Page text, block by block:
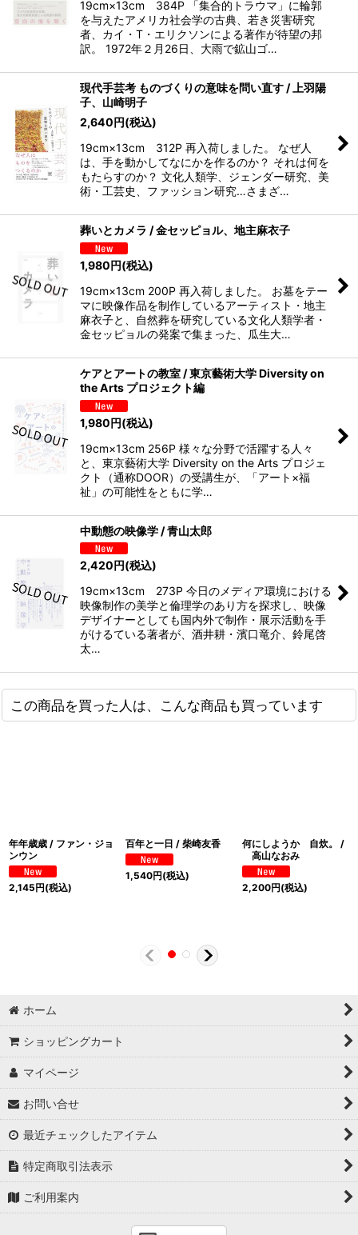
19cm×13cm 384P 「集合的トラウマ」に輪郭
を与えたアメリカ社会学の古典、若き災害研究
者、カイ・T・エリクソンによる著作が待望の邦
訳。 1972年２月26日、大雨で鉱山ゴ…
現代手芸考 ものづくりの意味を問い直す / 上羽陽
子、山崎明子
2,640円(税込)
19cm×13cm 312P 再入荷しました。 なぜ人
は、手を動かしてなにかを作るのか？ それは何を
もたらすのか？ 文化人類学、ジェンダー研究、美
術・工芸史、ファッション研究…さまざ…
葬いとカメラ / 金セッピョル、地主麻衣子
1,980円(税込)
19cm×13cm 200P 再入荷しました。 お墓をテー
マに映像作品を制作しているアーティスト・地主
麻衣子と、自然葬を研究している文化人類学者・
金セッピョルの発案で集まった、瓜生大…
ケアとアートの教室 / 東京藝術大学 Diversity on
the Arts プロジェクト編
1,980円(税込)
19cm×13cm 256P 様々な分野で活躍する人々
と、東京藝術大学 Diversity on the Arts プロジェ
クト（通称DOOR）の受講生が、「アート×福
祉」の可能性をともに学…
中動態の映像学 / 青山太郎
2,420円(税込)
19cm×13cm 273P 今日のメディア環境における
映像制作の美学と倫理学のあり方を探求し、映像
デザイナーとしても国内外で制作・展示活動を手
がけるている著者が、酒井耕・濱口竜介、鈴尾啓
太…
この商品を買った人は、こんな商品も買っています
年年歳歳 / ファン・ジョ
ンウン
2,145円(税込)
百年と一日 / 柴崎友香
1,540円(税込)
何にしようか 自炊。 /
高山なおみ
2,200円(税込)
ホーム
ショッピングカート
マイページ
お問い合せ
最近チェックしたアイテム
特定商取引法表示
ご利用案内